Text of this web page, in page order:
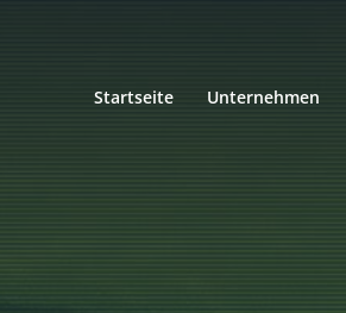
Startseite Unternehmen